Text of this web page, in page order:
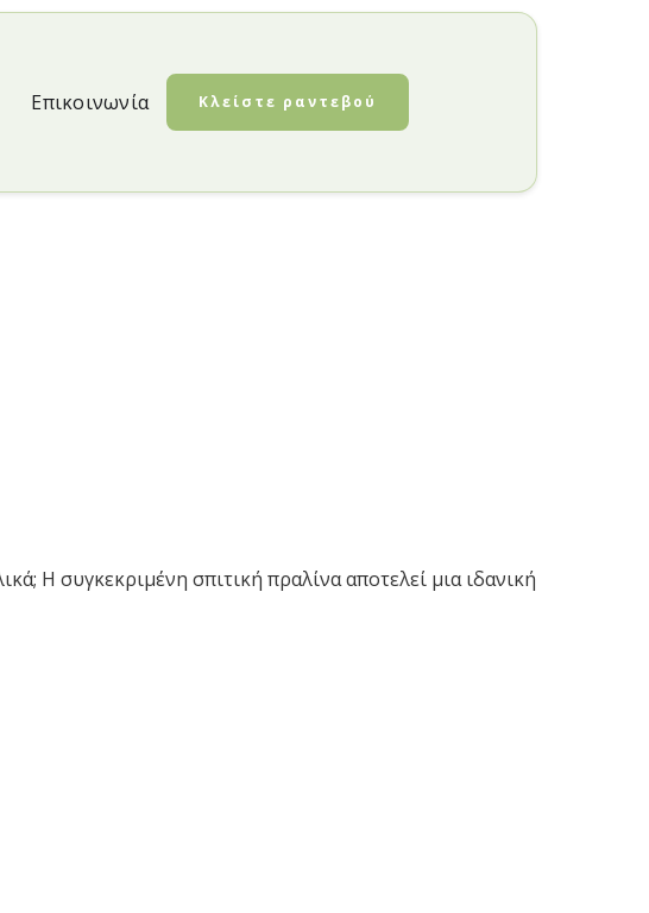
Επικοινωνία Κλείστε ραντεβού
Η συγκεκριμένη σπιτική πραλίνα αποτελεί μια ιδανική